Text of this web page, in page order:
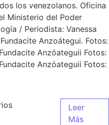
los venezolanos. Oficina
Ministerio del Poder
/ Periodista: Vanessa
Anzoátegui. Fotos:
Anzóateguii Fotos:
Anzóateguii Fotos:
Leer
Más